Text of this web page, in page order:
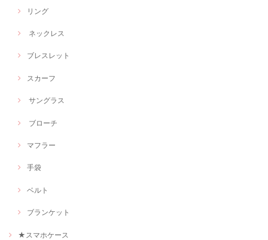
リング
ネックレス
ブレスレット
スカーフ
サングラス
ブローチ
マフラー
手袋
ベルト
ブランケット
★スマホケース